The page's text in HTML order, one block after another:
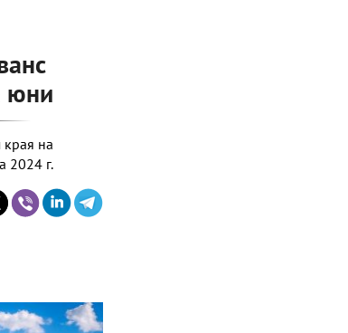
юни
на
2024 г.